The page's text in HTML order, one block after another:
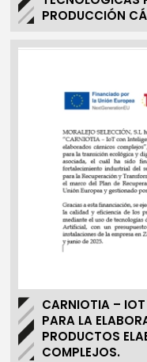
PRODUCCIÓN
CARNIOTIA –
PARA LA
PRODUCTOS
COMPLEJOS.